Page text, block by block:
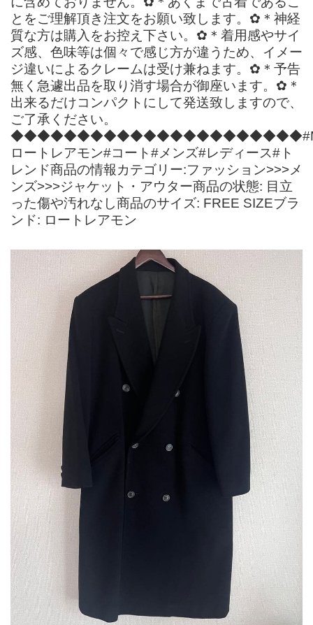
とをご理解頂き注文をお願い致します。✿＊神経
質な方は購入をお控え下さい。✿＊着用感やサイ
ズ感、色味等は個々で感じ方が違うため、イメー
ジ違いによるクレームは受け兼ねます。✿＊予告
無く急遽出品を取り消す場合が御座います。✿＊
出来るだけコンパクトにして発送致しますので、
ご了承ください。
ロートレアモン#コート#メンズ#レディース#ト
レンド商品の情報カテゴリー:ファッション>>>メ
ンズ>>>ジャケット・アウター商品の状態: 目立
った傷や汚れなし商品のサイズ: FREE SIZEブラ
ンド: ロートレアモン